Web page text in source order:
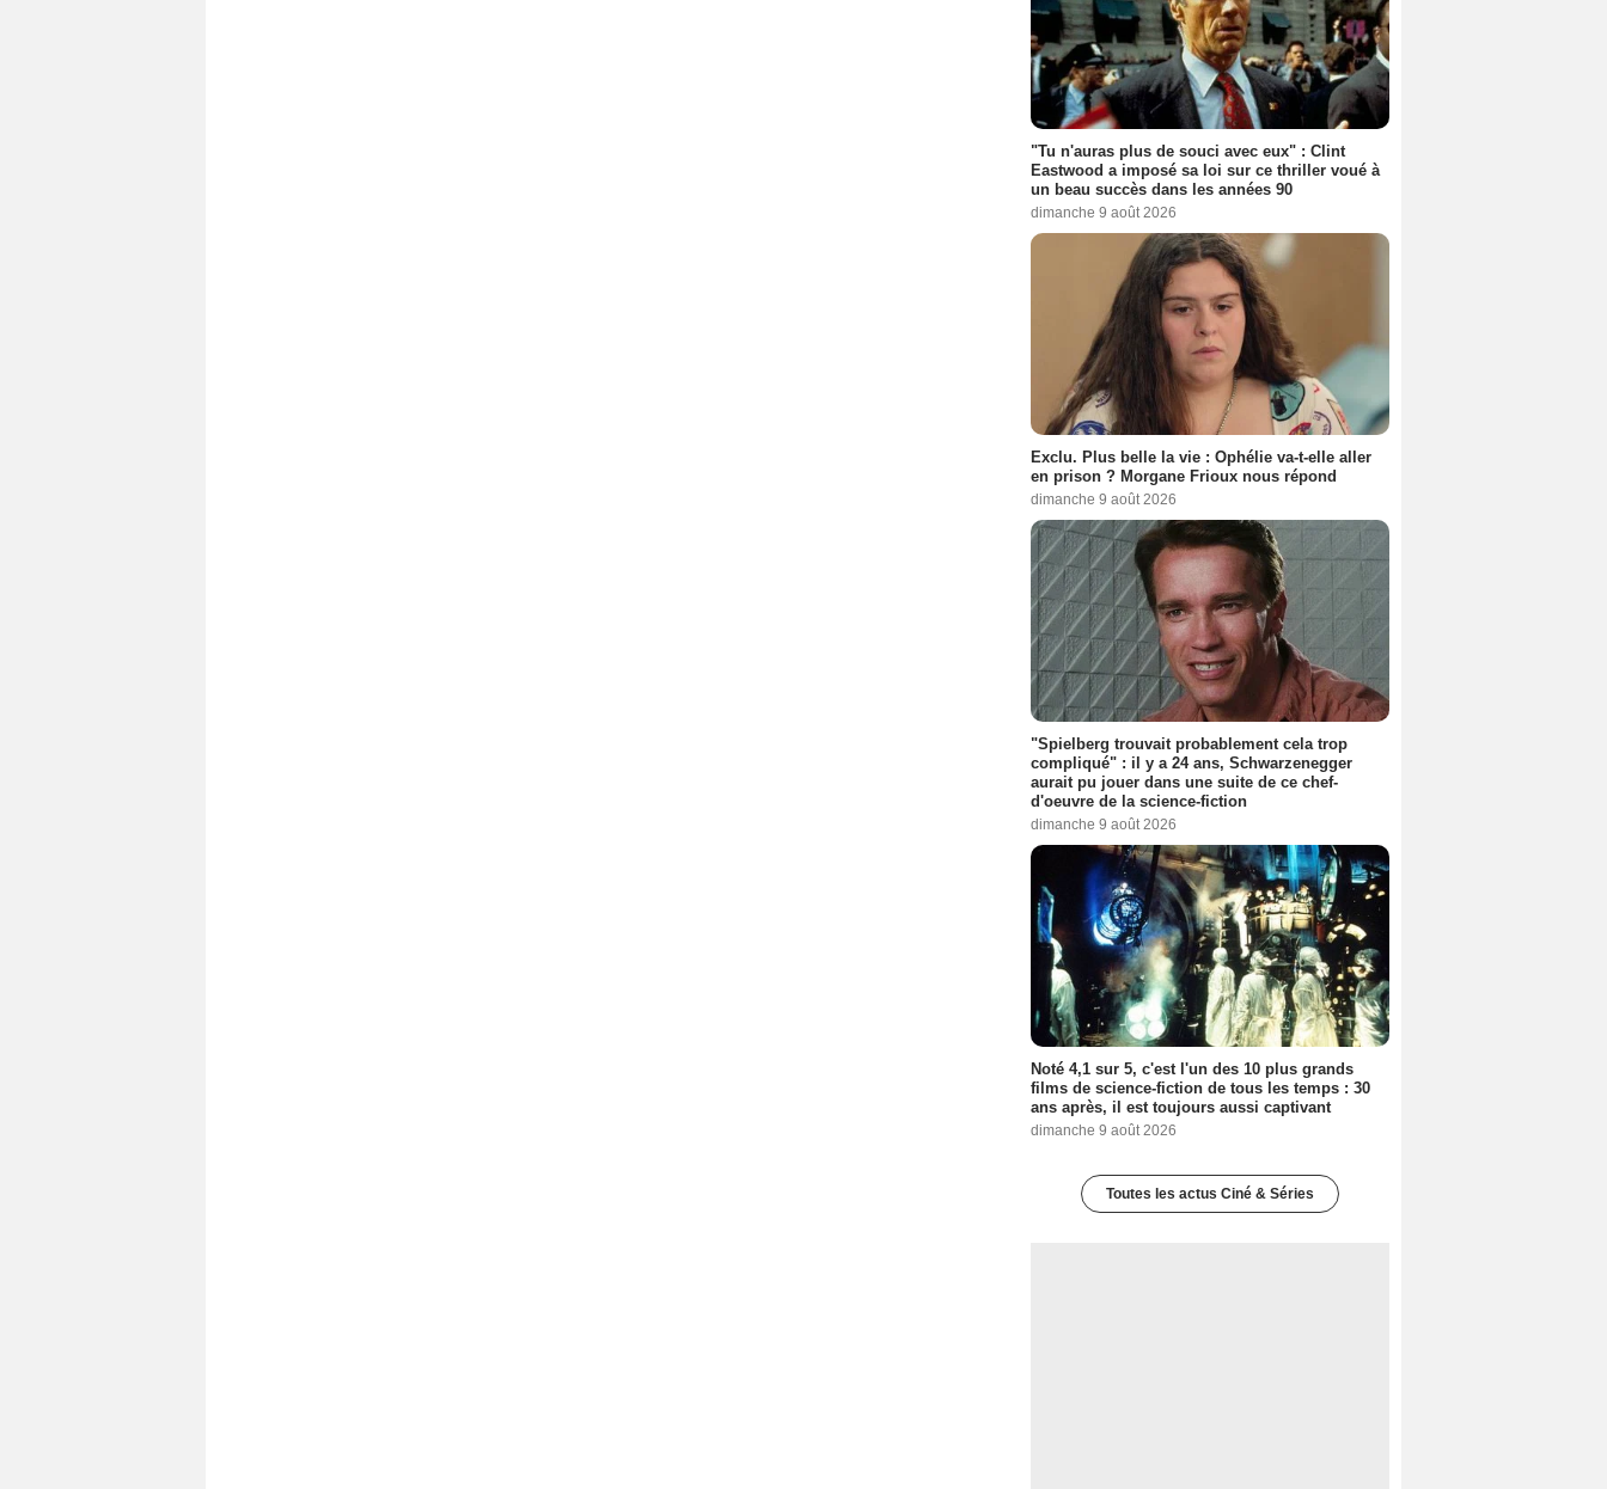
"Tu n'auras plus de souci avec eux" : Clint
Eastwood a imposé sa loi sur ce thriller voué à
un beau succès dans les années 90
dimanche 9 août 2026
Exclu. Plus belle la vie : Ophélie va-t-elle aller
en prison ? Morgane Frioux nous répond
dimanche 9 août 2026
"Spielberg trouvait probablement cela trop
compliqué" : il y a 24 ans, Schwarzenegger
aurait pu jouer dans une suite de ce chef-
d'oeuvre de la science-fiction
dimanche 9 août 2026
Noté 4,1 sur 5, c'est l'un des 10 plus grands
films de science-fiction de tous les temps : 30
ans après, il est toujours aussi captivant
dimanche 9 août 2026
Toutes les actus Ciné & Séries